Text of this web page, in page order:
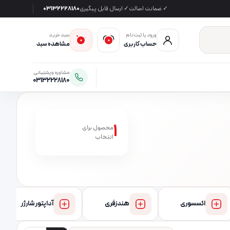
✓ ضمانت اصالت✓ ارسال قابل پیگیری03132228180
ورود یا ثبت‌نام
حساب کاربری 0
0
سبد خرید
مشاهده سبد
مشاوره و پشتیبانی
03132228180
1محصول برای
انتخاب
اکسسوری هندزفری آداپتور شارژر